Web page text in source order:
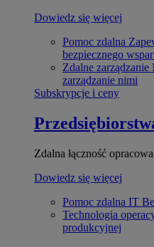
Dowiedz się więcej
Pomoc zdalna
bezpiecznego
Zdalne zarządzanie
zarządzanie nimi
Subskrypcje i ceny
Zdalna łączność
Dowiedz się więcej
Pomoc zdalna IT
Technologia
produkcyjnej